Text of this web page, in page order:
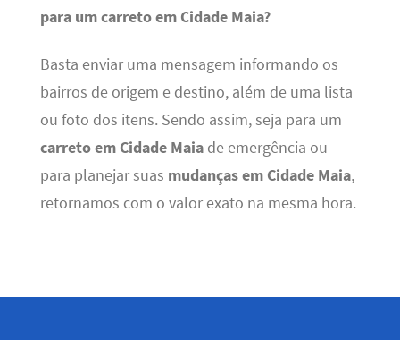
para um carreto em Cidade Maia?
Basta enviar uma mensagem informando os
bairros de origem e destino, além de uma lista
ou foto dos itens. Sendo assim, seja para um
carreto em Cidade Maiade emergência ou
para planejar suas mudanças em Cidade Maia,
retornamos com o valor exato na mesma hora.